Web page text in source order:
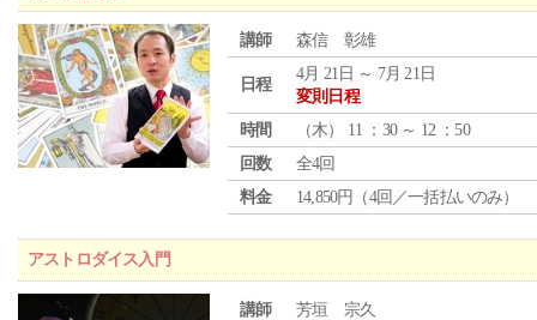
講師 森信 彰雄
日程
4月 21日 ～ 7月 21日
変則日程
時間
（木） 11 ：30 ～ 12 ：50
回数
全4回
料金
14,850円（4回／一括払いのみ）
アストロダイス入門
講師
芳垣 宗久